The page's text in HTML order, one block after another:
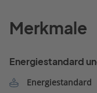
Merkmale
Energiestandard
Energiestandard